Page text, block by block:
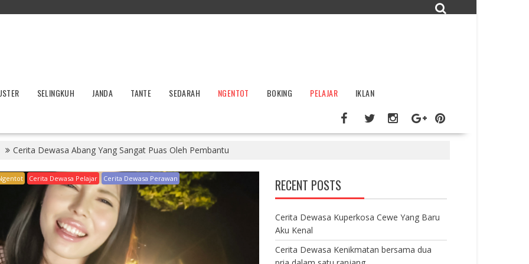
SELINGKUH JANDA TANTE SEDARAH NGENTOT BOKING PELAJAR IKLAN
Cerita Dewasa Abang Yang Sangat Puas Oleh Pembantu
Cerita Dewasa Pelajar Cerita Dewasa Perawan RECENT POSTS
Cerita Dewasa Kuperkosa Cewe Yang Baru
Aku Kenal
Cerita Dewasa Kenikmatan bersama dua